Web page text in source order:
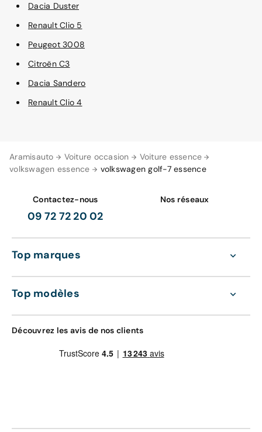
Aramisauto Voiture occasion
Voiture essence
volkswagen essence
volkswagen golf-7 essence
Dacia Duster
Renault Clio 5
Peugeot 3008
Citroën C3
Dacia Sandero
Renault Clio 4
Contactez-nous
09 72 72 20 02
Nos réseaux
Top marques
Top modèles
Découvrez les avis de nos clients